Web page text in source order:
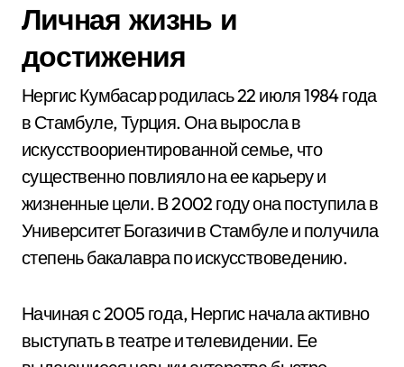
Личная жизнь и
достижения
Нергис Кумбасар родилась 22 июля 1984 года
в Стамбуле, Турция. Она выросла в
искусствоориентированной семье, что
существенно повлияло на ее карьеру и
жизненные цели. В 2002 году она поступила в
Университет Богазичи в Стамбуле и получила
степень бакалавра по искусствоведению.
Начиная с 2005 года, Нергис начала активно
выступать в театре и телевидении. Ее